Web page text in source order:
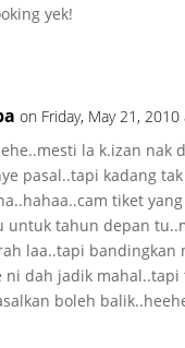
yek!
on Friday, May 21,
la k.izan nak
pasal..tapi kadang
tiket
untuk tahun depan
laa..tapi bandingkan
ni dah jadik mahal..tapi
boleh